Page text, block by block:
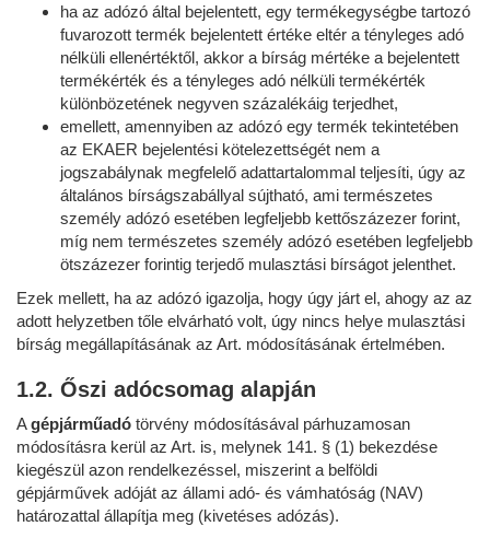
ha az adózó által bejelentett, egy termékegységbe tartozó
fuvarozott termék bejelentett értéke eltér a tényleges adó
nélküli ellenértéktől, akkor a bírság mértéke a bejelentett
termékérték és a tényleges adó nélküli termékérték
különbözetének negyven százalékáig terjedhet,
emellett, amennyiben az adózó egy termék tekintetében
az EKAER bejelentési kötelezettségét nem a
jogszabálynak megfelelő adattartalommal teljesíti, úgy az
általános bírságszabállyal sújtható, ami természetes
személy adózó esetében legfeljebb kettőszázezer forint,
míg nem természetes személy adózó esetében legfeljebb
ötszázezer forintig terjedő mulasztási bírságot jelenthet.
Ezek mellett, ha az adózó igazolja, hogy úgy járt el, ahogy az az
adott helyzetben tőle elvárható volt, úgy nincs helye mulasztási
bírság megállapításának az Art. módosításának értelmében.
1.2. Őszi adócsomag alapján
Agépjárműadó törvény módosításával párhuzamosan
módosításra kerül az Art. is, melynek 141. § (1) bekezdése
kiegészül azon rendelkezéssel, miszerint a belföldi
gépjárművek adóját az állami adó- és vámhatóság (NAV)
határozattal állapítja meg (kivetéses adózás).